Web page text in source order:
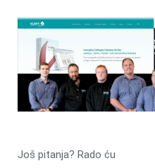
Još pitanja? Rado ću